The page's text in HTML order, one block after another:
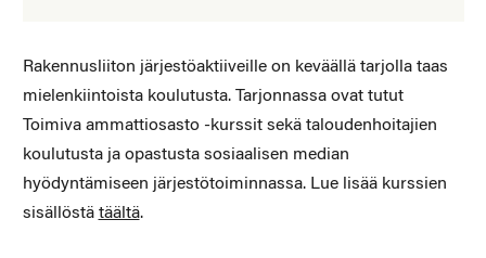
Rakennusliiton järjestöaktiiveille on keväällä tarjolla taas
mielenkiintoista koulutusta. Tarjonnassa ovat tutut
Toimiva ammattiosasto -kurssit sekä taloudenhoitajien
koulutusta ja opastusta sosiaalisen median
hyödyntämiseen järjestötoiminnassa. Lue lisää kurssien
sisällöstä täältä.